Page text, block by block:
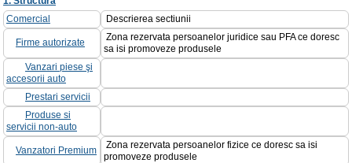
Comercial
Descrierea sectiunii
Firme autorizate
Zona rezervata persoanelor juridice sau PFA ce doresc
sa isi promoveze produsele
Vanzari piese şi
accesorii auto
Prestari servicii
Produse si
servicii non-auto
Vanzatori Premium
Zona rezervata persoanelor fizice ce doresc sa isi
promoveze produsele